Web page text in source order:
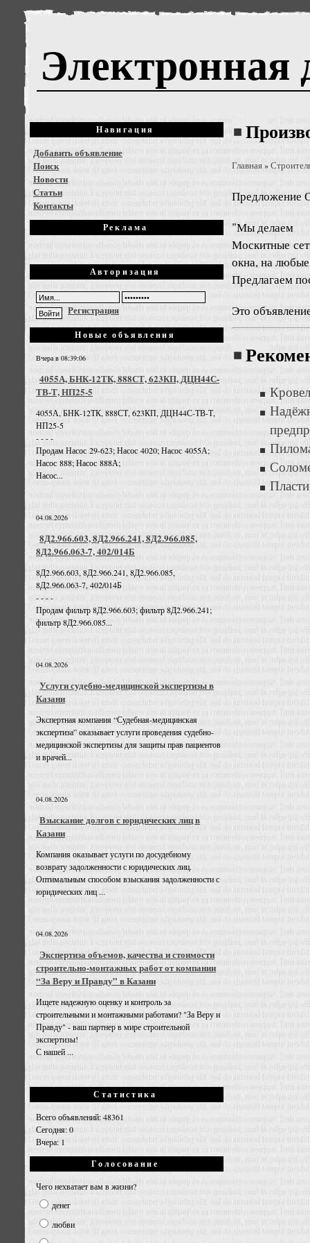
Электронная
Навигация
Добавить объявление
Поиск
Новости
Статьи
Контакты
Реклама
Авторизация
Регистрация
Новые объявления
Вчера в 08:39:06
4055А, БНК-12ТК, 888СТ, 623КП, ДЦН44С-
ТВ-Т, НП25-5
4055А, БНК-12ТК, 888СТ, 623КП, ДЦН44С-ТВ-Т,
НП25-5
- - - -
Продам Насос 29-623; Насос 4020; Насос 4055А;
Насос 888; Насос 888А;
Насос...
04.08.2026
8Д2.966.603, 8Д2.966.241, 8Д2.966.085,
8Д2.966.063-7, 402/014Б
8Д2.966.603, 8Д2.966.241, 8Д2.966.085,
8Д2.966.063-7, 402/014Б
- - - -
Продам фильтр 8Д2.966.603; фильтр 8Д2.966.241;
фильтр 8Д2.966.085...
04.08.2026
Услуги судебно-медицинской экспертизы в
Казани
Экспертная компания “Судебная-медицинская
экспертиза” оказывает услуги проведения судебно-
медицинской экспертизы для защиты прав пациентов
и врачей...
04.08.2026
Взыскание долгов с юридических лиц в
Казани
Компания оказывает услуги по досудебному
возврату задолженности с юридических лиц.
Оптимальным способом взыскания задолженности с
юридических лиц ...
04.08.2026
Экспертиза объемов, качества и стоимости
строительно-монтажных работ от компании
“За Веру и Правду” в Казани
Ищете надежную оценку и контроль за
строительными и монтажными работами? "За Веру и
Правду" - ваш партнер в мире строительной
экспертизы!
С нашей ...
Статистика
Всего объявлений: 48361
Сегодня: 0
Вчера: 1
Голосование
Чего нехватает вам в жизни?
денег
любви
Главная»
Предложение
"Мы делаем
Москитные
окна, на
Предлагаем
Это